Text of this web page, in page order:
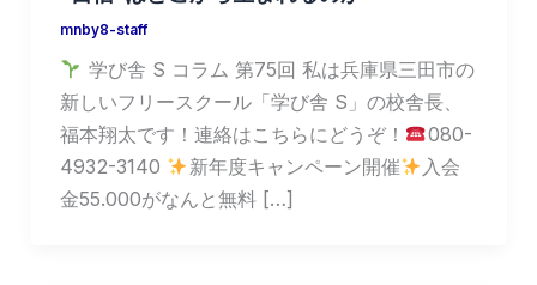
mnby8-staff
学び舎 S コラム 第75回 私は兵庫県三田市の
新しいフリースクール「学び舎 S」の校舎長、
福本翔太です！連絡はこちらにどうぞ！
080-
4932-3140
新年度キャンペーン開催
入会
金55.000がなんと無料 […]